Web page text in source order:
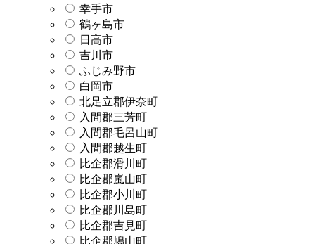
幸手市
鶴ヶ島市
日高市
吉川市
ふじみ野市
白岡市
北足立郡伊奈町
入間郡三芳町
入間郡毛呂山町
入間郡越生町
比企郡滑川町
比企郡嵐山町
比企郡小川町
比企郡川島町
比企郡吉見町
比企郡鳩山町